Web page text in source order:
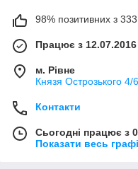
98% позитивних з 333
Працює з 12.07.2016
м. Рівне
Князя Острозького 4/
Контакти
Сьогодні працює з
Показати весь